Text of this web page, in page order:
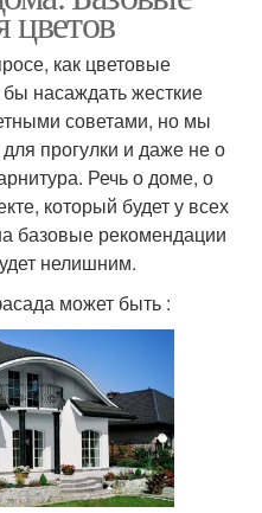
цветов
как цветовые
насаждать жесткие
советами, но мы
прогулки и даже не о
Речь о доме, о
который будет у всех
базовые рекомендации
нелишним.
может быть :